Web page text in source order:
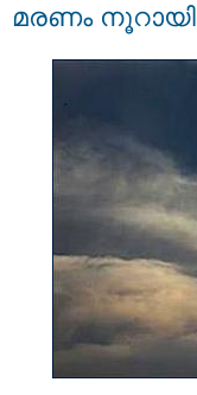
മരണം നൂറായി